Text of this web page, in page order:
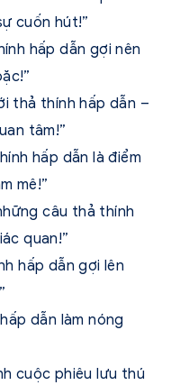
cuốn hút!”
hấp dẫn gợi nên
thả thính hấp dẫn –
tâm!”
hấp dẫn là điểm
mê!”
câu thả thính
quan!”
hấp dẫn gợi lên
dẫn làm nóng
cuộc phiêu lưu thú